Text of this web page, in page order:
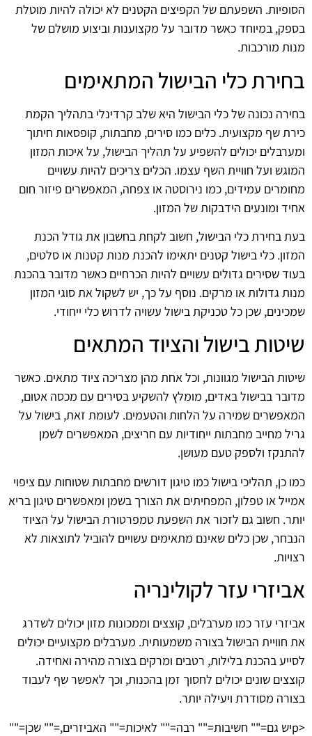
הסופיות. השפעתם של הקפיצים הקטנים לא יכולה להיות מוטלת
בספק, במיוחד כאשר מדובר על מקצוענות וביצוע מושלם של
מנות מורכבות.
בחירת כלי הבישול המתאימים
בחירה נכונה של כלי הבישול היא שלב קרדינלי בתהליך הקמת
כירת שף מקצועית. כלים כמו סירים, מחבתות, קופסאות חיתוך
ומערבלים יכולים להשפיע על תהליך הבישול, על איכות המזון
המוגש ועל חוויית השף עצמו. הכלים צריכים להיות עשויים
מחומרים עמידים, כמו נירוסטה או צפחה, המאפשרים פיזור חום
אחיד ומונעים הידבקות של המזון.
בעת בחירת כלי הבישול, חשוב לקחת בחשבון את גודל הכנת
המזון. כלי בישול קטנים יתאימו להכנת מנות קטנות או סלטים,
בעוד שסירים גדולים עשויים להיות הכרחיים כאשר מדובר בהכנת
מנות גדולות או מרקים. נוסף על כך, יש לשקול את סוגי המזון
שמכינים, שכן כל טכניקת בישול עשויה לדרוש כלי ייחודי.
שיטות בישול והציוד המתאים
שיטות הבישול מגוונות, וכל אחת מהן מצריכה ציוד מתאים. כאשר
מדובר בבישול באדים, מומלץ להשקיע בסירים עם מכסה אטום,
המאפשרים שמירה על הלחות והטעמים. לעומת זאת, בישול על
גריל מחייב מחבתות ייחודיות עם חריצים, המאפשרים לשמן
להתנקז ולספק טעם מעושן.
כמו כן, תהליכי בישול כמו טיגון דורשים מחבתות שטוחות עם ציפוי
אמייל או טפלון, המפחיתים את הצורך בשמן ומאפשרים טיגון בריא
יותר. חשוב גם לזכור את השפעת טמפרטורת הבישול על הציוד
הנבחר, שכן כלים שאינם מתאימים עשויים להוביל לתוצאות לא
רצויות.
אביזרי עזר לקולינריה
אביזרי עזר כמו מערבלים, קוצצים וממכונות מזון יכולים לשדרג
את חוויית הבישול בצורה משמעותית. מערבלים מקצועיים יכולים
לסייע בהכנת בלילות, רטבים ומרקים בצורה מהירה ואחידה.
קוצצים שונים יכולים לחסוך זמן בהכנות, וכך לאפשר שף לעבוד
בצורה מסודרת ויעילה יותר.
<pיש גם="" חשיבות="" רבה="" לאיכות="" האביזרים,="" שכן=""